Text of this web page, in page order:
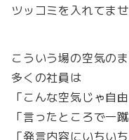
ツッコミを入れてま
こういう場の空気の
多くの社員は
「こんな空気じゃ自
「言ったところで一
「発言内容にいちい